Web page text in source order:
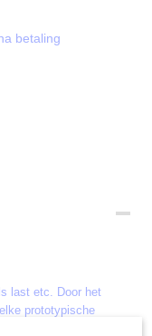
betaling
last etc. Door het
prototypische